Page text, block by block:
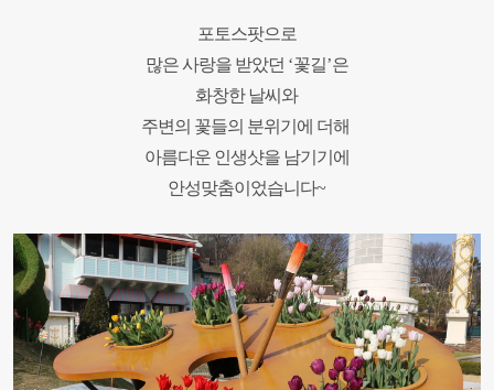
포토스팟으로
많은 사랑을 받았던 ‘꽃길’은
화창한 날씨와
주변의 꽃들의 분위기에 더해
아름다운 인생샷을 남기기에
안성맞춤이었습니다~